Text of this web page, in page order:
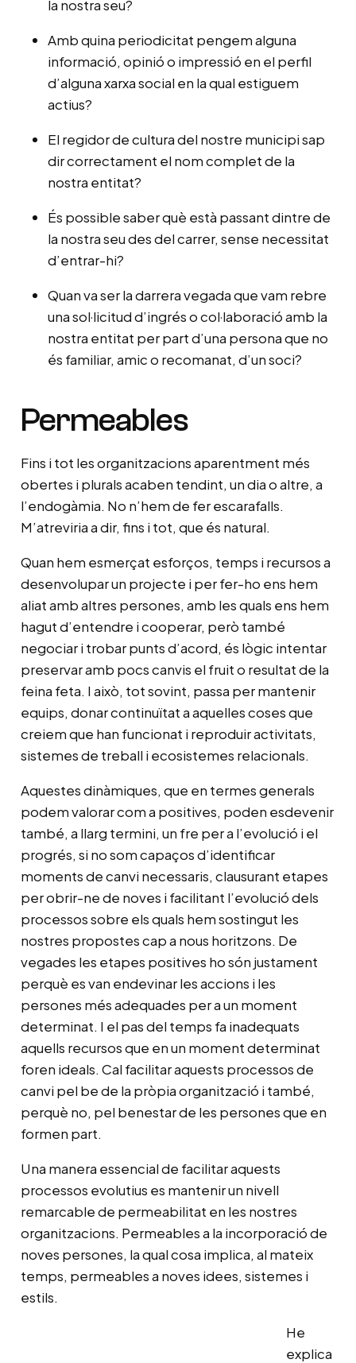
la nostra seu?
Amb quina periodicitat pengem alguna
informació, opinió o impressió en el perfil
d’alguna xarxa social en la qual estiguem
actius?
El regidor de cultura del nostre municipi sap
dir correctament el nom complet de la
nostra entitat?
És possible saber què està passant dintre de
la nostra seu des del carrer, sense necessitat
d’entrar-hi?
Quan va ser la darrera vegada que vam rebre
una sol·licitud d’ingrés o col·laboració amb la
nostra entitat per part d’una persona que no
és familiar, amic o recomanat, d’un soci?
Permeables
Fins i tot les organitzacions aparentment més
obertes i plurals acaben tendint, un dia o altre, a
l’endogàmia. No n’hem de fer escarafalls.
M’atreviria a dir, fins i tot, que és natural.
Quan hem esmerçat esforços, temps i recursos a
desenvolupar un projecte i per fer-ho ens hem
aliat amb altres persones, amb les quals ens hem
hagut d’entendre i cooperar, però també
negociar i trobar punts d’acord, és lògic intentar
preservar amb pocs canvis el fruit o resultat de la
feina feta. I això, tot sovint, passa per mantenir
equips, donar continuïtat a aquelles coses que
creiem que han funcionat i reproduir activitats,
sistemes de treball i ecosistemes relacionals.
Aquestes dinàmiques, que en termes generals
podem valorar com a positives, poden esdevenir
també, a llarg termini, un fre per a l’evolució i el
progrés, si no som capaços d’identificar
moments de canvi necessaris, clausurant etapes
per obrir-ne de noves i facilitant l’evolució dels
processos sobre els quals hem sostingut les
nostres propostes cap a nous horitzons. De
vegades les etapes positives ho són justament
perquè es van endevinar les accions i les
persones més adequades per a un moment
determinat. I el pas del temps fa inadequats
aquells recursos que en un moment determinat
foren ideals. Cal facilitar aquests processos de
canvi pel be de la pròpia organització i també,
perquè no, pel benestar de les persones que en
formen part.
Una manera essencial de facilitar aquests
processos evolutius es mantenir un nivell
remarcable de permeabilitat en les nostres
organitzacions. Permeables a la incorporació de
noves persones, la qual cosa implica, al mateix
temps, permeables a noves idees, sistemes i
estils.
He
explica